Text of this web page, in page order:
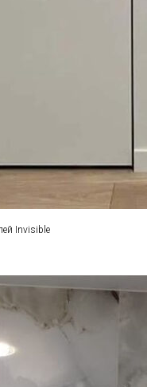
Invisible